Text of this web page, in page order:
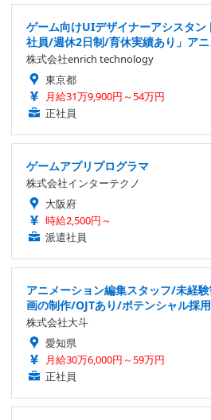
ゲーム向けUIデザイナーアシスタン
社員/週休2日制/育休実績あり」ア
株式会社enrich technology
東京都
月給31万9,900円～54万円
正社員
ゲームアプリプログラマ
株式会社インターテクノ
大阪府
時給2,500円～
派遣社員
アニメーション編集スタッフ/未経
画の制作/OJTあり/ポテンシャル採用
株式会社大斗
愛知県
月給30万6,000円～59万円
正社員